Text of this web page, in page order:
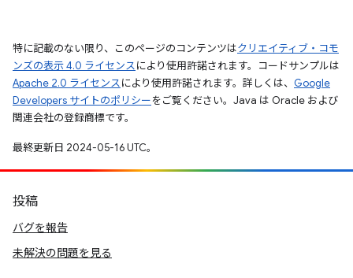
特に記載のない限り、このページのコンテンツはクリエイティブ・コモ
ンズの表示 4.0 ライセンスにより使用許諾されます。コードサンプルは
Apache 2.0 ライセンスにより使用許諾されます。詳しくは、 Google
Developers サイトのポリシーをご覧ください。Java は Oracle および
関連会社の登録商標です。
最終更新日 2024-05-16 UTC。
投稿
バグを報告
未解決の問題を見る